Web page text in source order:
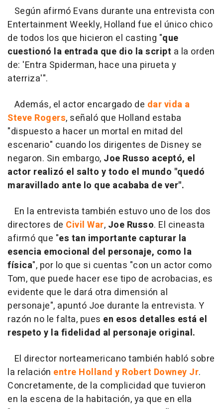
Según afirmó Evans durante una entrevista con
Entertainment Weekly, Holland fue el único chico
de todos los que hicieron el casting "que
cuestionó la entrada que dio la script a la orden
de: 'Entra Spiderman, hace una pirueta y
aterriza'".
Además, el actor encargado de dar vida a
Steve Rogers, señaló que Holland estaba
"dispuesto a hacer un mortal en mitad del
escenario" cuando los dirigentes de Disney se
negaron. Sin embargo, Joe Russo aceptó, el
actor realizó el salto y todo el mundo "quedó
maravillado ante lo que acababa de ver".
En la entrevista también estuvo uno de los dos
directores de Civil War, Joe Russo. El cineasta
afirmó que "es tan importante capturar la
esencia emocional del personaje, como la
física", por lo que si cuentas "con un actor como
Tom, que puede hacer ese tipo de acrobacias, es
evidente que le dará otra dimensión al
personaje", apuntó Joe durante la entrevista. Y
razón no le falta, pues en esos detalles está el
respeto y la fidelidad al personaje original.
El director norteamericano también habló sobre
la relación entre Holland y Robert Downey Jr.
Concretamente, de la complicidad que tuvieron
en la escena de la habitación, ya que en ella